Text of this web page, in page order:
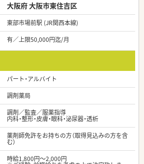
大阪府 大阪市東住吉区
東部市場前駅 (JR関西本線)
有／上限50,000円迄/月
パート・アルバイト
調剤薬局
調剤／監査／服薬指導
内科・整形・皮膚・眼科・泌尿器・透析
薬剤師免許をお持ちの方（取得見込みの方を含
む）
時給1,800円～2,000円